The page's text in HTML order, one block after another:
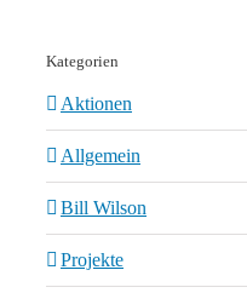
Kategorien
Aktionen
Allgemein
Bill Wilson
Projekte